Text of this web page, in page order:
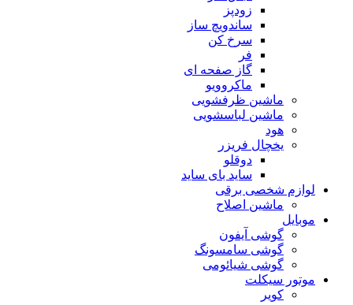
زودپز
ساندویچ ساز
سرخ کن
فر
گاز صفحه ای
ماکروویو
ماشین ظرفشویی
ماشین لباسشویی
هود
یخچال فریزر
دوقلو
ساید بای ساید
لوازم شخصی برقی
ماشین اصلاح
موبایل
گوشی آیفون
گوشی سامسونگ
گوشی شیائومی
موتور سیکلت
کویر